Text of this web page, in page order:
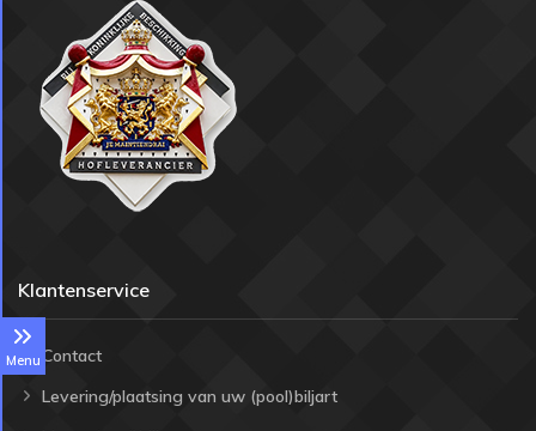
Menu
Klantenservice
Contact
Levering/plaatsing van uw (pool)biljart